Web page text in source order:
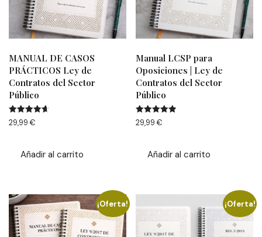
MANUAL DE CASOS
PRÁCTICOS Ley de
Contratos del Sector
Público
Valorado
con
29,99€
Añadir al carrito
Manual LCSP para
Oposiciones | Ley de
Contratos del Sector
Público
Valorado
con
29,99€
Añadir al carrito
¡Oferta! ¡Oferta!